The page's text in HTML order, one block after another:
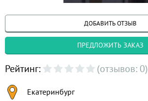
ДОБАВИТЬ ОТЗЫВ
ПРЕДЛОЖИТЬ ЗАКАЗ
Рейтинг: (отзывов: 0)
Екатеринбург